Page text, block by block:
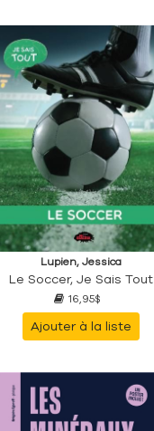
Lupien, Jessica
Le Soccer, Je Sais Tout
16,95$
Ajouter à la liste